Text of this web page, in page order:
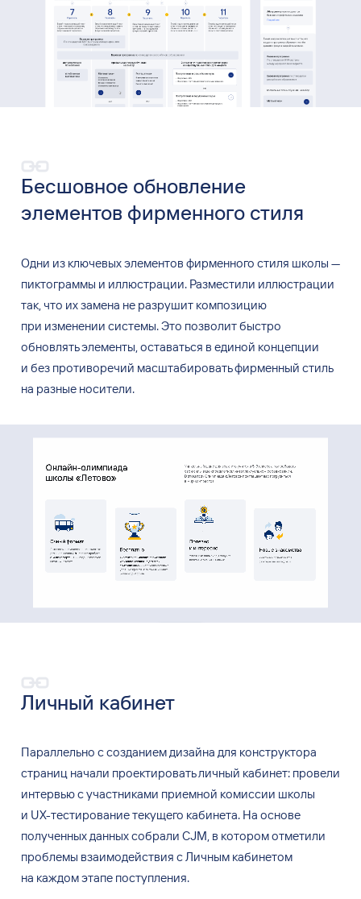
Бесшовное обновление
элементов фирменного стиля
Одни из ключевых элементов фирменного стиля школы —
пиктограммы и иллюстрации. Разместили иллюстрации
так, что ихзамена не разрушит композицию
при изменении системы. Это позволит быстро
обновлять элементы, оставаться в единой концепции
и без противоречий масштабировать фирменный стиль
на разные носители.
Личный кабинет
Параллельно ссозданием дизайна для конструктора
страниц начали проектировать личный кабинет: провели
интервью сучастниками приемной комиссии школы
и UX-тестирование текущего кабинета. На основе
полученных данных собрали CJM, в котором отметили
проблемы взаимодействия сЛичным кабинетом
на каждом этапе поступления.